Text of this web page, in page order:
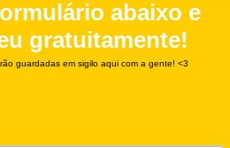
abaixo e
gratuitamente!
guardadas em sigilo aqui com a gente! <3